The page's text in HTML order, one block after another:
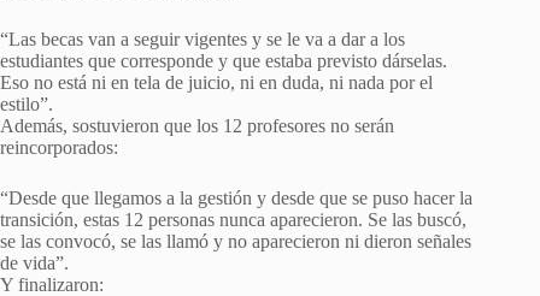
“Las becas van a seguir vigentes y se le va a dar a los
estudiantes que corresponde y que estaba previsto dárselas.
Eso no está ni en tela de juicio, ni en duda, ni nada por el
estilo”.
Además, sostuvieron que los 12 profesores no serán
reincorporados:
“Desde que llegamos a la gestión y desde que se puso hacer la
transición, estas 12 personas nunca aparecieron. Se las buscó,
se las convocó, se las llamó y no aparecieron ni dieron señales
de vida”.
Y finalizaron: